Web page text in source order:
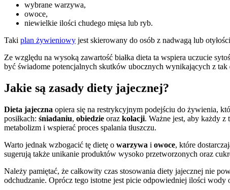
wybrane warzywa,
owoce,
niewielkie ilości chudego mięsa lub ryb.
Taki plan żywieniowy jest skierowany do osób z nadwagą lub
Ze względu na wysoką zawartość białka dieta ta wspiera uczucie
być świadome potencjalnych skutków ubocznych wynikających z
Jakie są zasady diety jajecznej?
Dieta jajeczna opiera się na restrykcyjnym podejściu do żywienia,
posiłkach: śniadaniu, obiedzie oraz kolacji. Ważne jest, aby każdy z
metabolizm i wspierać proces spalania tłuszczu.
Warto jednak wzbogacić tę dietę o warzywa i owoce, które
sugerują także unikanie produktów wysoko przetworzonych oraz
Należy pamiętać, że całkowity czas stosowania diety jajecznej nie
odchudzanie. Oprócz tego istotne jest picie odpowiedniej ilości